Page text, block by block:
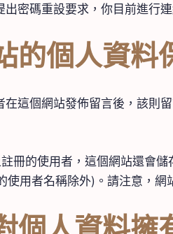
出密碼重設要求，你目前進行
的個人資料
在這個網站發佈留言後，該則
冊的使用者，這個網站還會
使用者名稱除外)。請注意，